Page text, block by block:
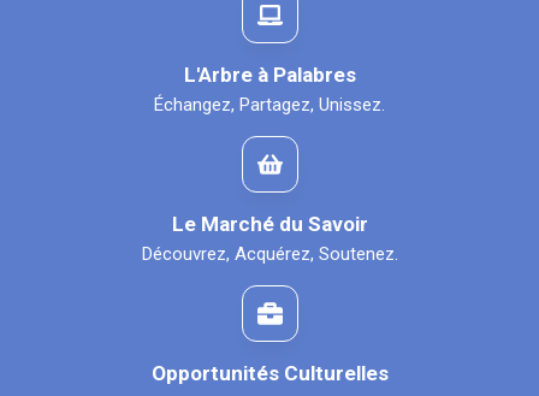
L'Arbre à Palabres
Échangez, Partagez, Unissez.
Le Marché du Savoir
Découvrez, Acquérez, Soutenez.
Opportunités Culturelles